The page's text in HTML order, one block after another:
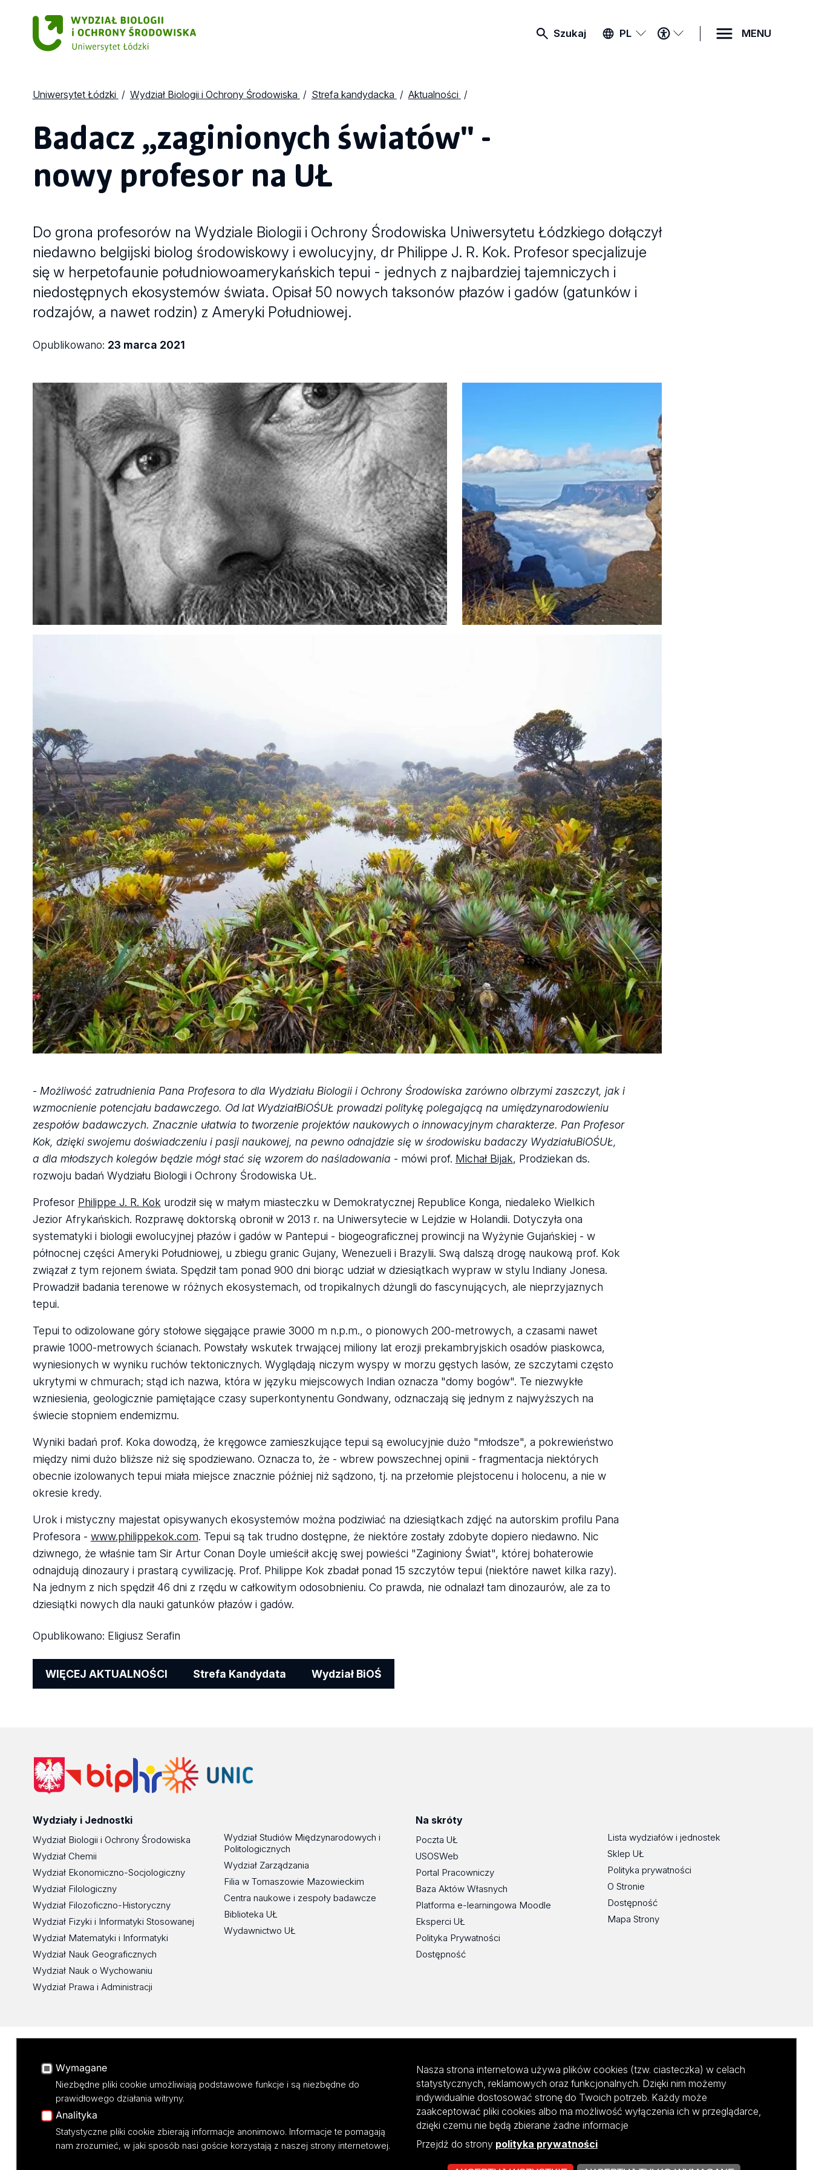
Szukaj PL
MENU
DOSTĘPNOŚCI
MENU
Uniwersytet Łódzki Wydział Biologii i Ochrony Środowiska Strefa kandydacka Aktualności
Badacz „zaginionych światów" -
nowy profesor na UŁ
Do grona profesorów na Wydziale Biologii i Ochrony Środowiska Uniwersytetu Łódzkiego dołączył
niedawno belgijski biolog środowiskowy i ewolucyjny, dr Philippe J. R. Kok. Profesor specjalizuje
się w herpetofaunie południowoamerykańskich tepui - jednych z najbardziej tajemniczych i
niedostępnych ekosystemów świata. Opisał 50 nowych taksonów płazów i gadów (gatunków i
rodzajów, a nawet rodzin) z Ameryki Południowej.
Opublikowano: 23 marca 2021
- Możliwość zatrudnienia Pana Profesora to dla Wydziału Biologii i Ochrony Środowiska zarówno olbrzymi zaszczyt, jak i
wzmocnienie potencjału badawczego. Od lat WydziałBiOŚUŁ prowadzi politykę polegającą na umiędzynarodowieniu
zespołów badawczych. Znacznie ułatwia to tworzenie projektów naukowych o innowacyjnym charakterze. Pan Profesor
Kok, dzięki swojemu doświadczeniu i pasji naukowej, na pewno odnajdzie się w środowisku badaczy WydziałuBiOŚUŁ,
a dla młodszych kolegów będzie mógł stać się wzorem do naśladowania - mówi prof. Michał Bijak, Prodziekan ds.
rozwoju badań Wydziału Biologii i Ochrony Środowiska UŁ.
Profesor Philippe J. R. Kok urodził się w małym miasteczku w Demokratycznej Republice Konga, niedaleko Wielkich
Jezior Afrykańskich. Rozprawę doktorską obronił w 2013 r. na Uniwersytecie w Lejdzie w Holandii. Dotyczyła ona
systematyki i biologii ewolucyjnej płazów i gadów w Pantepui - biogeograficznej prowincji na Wyżynie Gujańskiej - w
północnej części Ameryki Południowej, u zbiegu granic Gujany, Wenezueli i Brazylii. Swą dalszą drogę naukową prof. Kok
związał z tym rejonem świata. Spędził tam ponad 900 dni biorąc udział w dziesiątkach wypraw w stylu Indiany Jonesa.
Prowadził badania terenowe w różnych ekosystemach, od tropikalnych dżungli do fascynujących, ale nieprzyjaznych
tepui.
Tepui to odizolowane góry stołowe sięgające prawie 3000 m n.p.m., o pionowych 200-metrowych, a czasami nawet
prawie 1000-metrowych ścianach. Powstały wskutek trwającej miliony lat erozji prekambryjskich osadów piaskowca,
wyniesionych w wyniku ruchów tektonicznych. Wyglądają niczym wyspy w morzu gęstych lasów, ze szczytami często
ukrytymi w chmurach; stąd ich nazwa, która w języku miejscowych Indian oznacza "domy bogów". Te niezwykłe
wzniesienia, geologicznie pamiętające czasy superkontynentu Gondwany, odznaczają się jednym z najwyższych na
świecie stopniem endemizmu.
Wyniki badań prof. Koka dowodzą, że kręgowce zamieszkujące tepui są ewolucyjnie dużo "młodsze", a pokrewieństwo
między nimi dużo bliższe niż się spodziewano. Oznacza to, że - wbrew powszechnej opinii - fragmentacja niektórych
obecnie izolowanych tepui miała miejsce znacznie później niż sądzono, tj. na przełomie plejstocenu i holocenu, a nie w
okresie kredy.
Urok i mistyczny majestat opisywanych ekosystemów można podziwiać na dziesiątkach zdjęć na autorskim profilu Pana
Profesora - www.philippekok.com. Tepui są tak trudno dostępne, że niektóre zostały zdobyte dopiero niedawno. Nic
dziwnego, że właśnie tam Sir Artur Conan Doyle umieścił akcję swej powieści "Zaginiony Świat", której bohaterowie
odnajdują dinozaury i prastarą cywilizację. Prof. Philippe Kok zbadał ponad 15 szczytów tepui (niektóre nawet kilka razy).
Na jednym z nich spędził 46 dni z rzędu w całkowitym odosobnieniu. Co prawda, nie odnalazł tam dinozaurów, ale za to
dziesiątki nowych dla nauki gatunków płazów i gadów.
Opublikowano: Eligiusz Serafin
WIĘCEJ AKTUALNOŚCI Strefa Kandydata Wydział BiOŚ
Wydziały i Jednostki
Wydział Biologii i Ochrony Środowiska
Wydział Chemii
Wydział Ekonomiczno-Socjologiczny
Wydział Filologiczny
Wydział Filozoficzno-Historyczny
Wydział Fizyki i Informatyki Stosowanej
Wydział Matematyki i Informatyki
Wydział Nauk Geograficznych
Wydział Nauk o Wychowaniu
Wydział Prawa i Administracji
Wydział Studiów Międzynarodowych i
Politologicznych
Wydział Zarządzania
Filia w Tomaszowie Mazowieckim
Centra naukowe i zespoły badawcze
Biblioteka UŁ
Wydawnictwo UŁ
Na skróty
Poczta UŁ
USOSWeb
Portal Pracowniczy
Baza Aktów Własnych
Platforma e-learningowa Moodle
Eksperci UŁ
Polityka Prywatności
Dostępność
Lista wydziałów i jednostek
Sklep UŁ
Polityka prywatności
O Stronie
Dostępność
Mapa Strony
NIP: 724 000 32 43
Wymagane
Niezbędne pliki cookie umożliwiają podstawowe funkcje i są niezbędne do
prawidłowego działania witryny.
Analityka
Statystyczne pliki cookie zbierają informacje anonimowo. Informacje te pomagają
nam zrozumieć, w jaki sposób nasi goście korzystają z naszej strony internetowej.
Nasza strona internetowa używa plików cookies (tzw. ciasteczka) w celach
statystycznych, reklamowych oraz funkcjonalnych. Dzięki nim możemy
indywidualnie dostosować stronę do Twoich potrzeb. Każdy może
zaakceptować pliki cookies albo ma możliwość wyłączenia ich w przeglądarce,
dzięki czemu nie będą zbierane żadne informacje
Przejdź do strony polityka prywatności